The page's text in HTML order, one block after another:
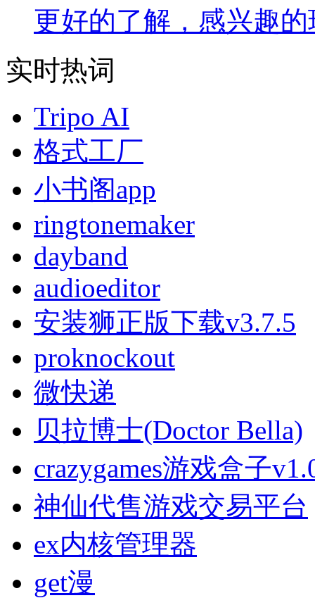
更好的了解，感兴趣
实时热词
Tripo AI
格式工厂
小书阁app
ringtonemaker
dayband
audioeditor
安装狮正版下载v3.7.5
proknockout
微快递
贝拉博士(Doctor Bella)
crazygames游戏盒子
神仙代售游戏交易平台
ex内核管理器
get漫